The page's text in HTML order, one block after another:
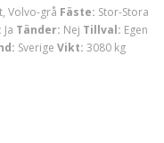
Volvo-grå Fäste: Stor-Stora
Ja Tänder: Nej Tillval: Egen
Sverige Vikt: 3080 kg